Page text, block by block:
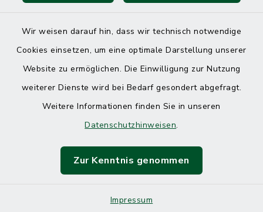
Wir weisen darauf hin, dass wir technisch notwendige
Cookies einsetzen, um eine optimale Darstellung unserer
Website zu ermöglichen. Die Einwilligung zur Nutzung
weiterer Dienste wird bei Bedarf gesondert abgefragt.
Weitere Informationen finden Sie in unseren
Datenschutzhinweisen.
Zur Kenntnis genommen
Impressum
Datenschutz
Impressum
Cookie-Einstellungen